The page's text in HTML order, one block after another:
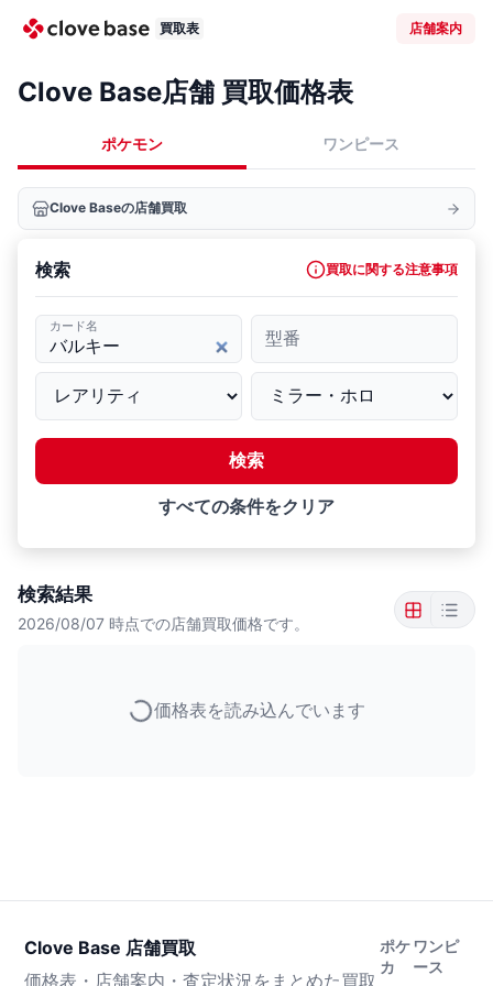
買取表 店舗案内
Clove Base店舗 買取価格表
ポケモン ワンピース
Clove Baseの店舗買取
検索 買取に関する注意事項
カード名
型番
検索
すべての条件をクリア
検索結果
2026/08/07 時点での店舗買取価格です。
価格表を読み込んでいます
Clove Base 店舗買取
価格表・店舗案内・査定状況をまとめた買取
ポケ
カ
ワンピ
ース